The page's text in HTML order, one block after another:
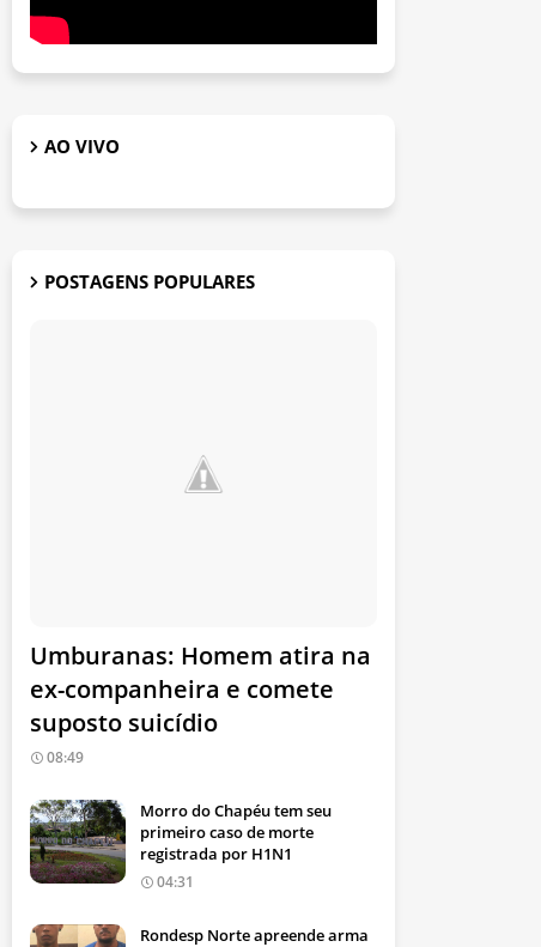
AO VIVO
POSTAGENS POPULARES
Umburanas: Homem atira na
ex-companheira e comete
suposto suicídio
08:49
Morro do Chapéu tem seu
primeiro caso de morte
registrada por H1N1
04:31
Rondesp Norte apreende arma